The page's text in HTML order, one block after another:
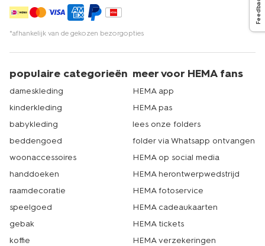
*afhankelijk van de gekozen bezorgopties
populaire categorieën
dameskleding
kinderkleding
babykleding
beddengoed
woonaccessoires
handdoeken
raamdecoratie
speelgoed
gebak
koffie
meer voor HEMA fans
HEMA app
HEMA pas
lees onze folders
folder via Whatsapp ontvangen
HEMA op social media
HEMA herontwerpwedstrijd
HEMA fotoservice
HEMA cadeaukaarten
HEMA tickets
HEMA verzekeringen
Feedback